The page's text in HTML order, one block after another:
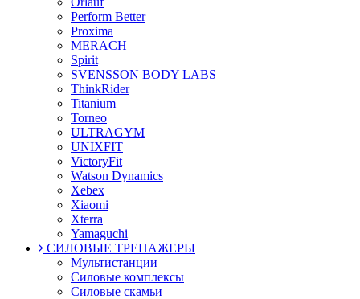
Perform Better
Proxima
MERACH
Spirit
SVENSSON BODY LABS
ThinkRider
Titanium
Torneo
ULTRAGYM
UNIXFIT
VictoryFit
Watson Dynamics
Xebex
Xiaomi
Xterra
Yamaguchi
СИЛОВЫЕ ТРЕНАЖЕРЫ
Мультистанции
Силовые комплексы
Силовые скамьи